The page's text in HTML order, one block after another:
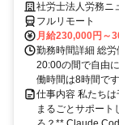
社労士法人労務ニ
フルリモート
月給230,000円～
勤務時間詳細 総
20:00の間で自由
働時間は8時間で
仕事内容 私たち
まるごとサポート